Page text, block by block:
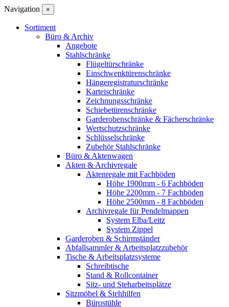
Navigation ×
Sortiment
Büro & Archiv
Angebote
Stahlschränke
Flügeltürschränke
Einschwenktürenschränke
Hängeregistraturschränke
Karteischränke
Zeichnungsschränke
Schiebetürenschränke
Garderobenschränke & Fächerschränke
Wertschutzschränke
Schlüsselschränke
Zubehör Stahlschränke
Büro & Aktenwagen
Akten & Archivregale
Aktenregale mit Fachböden
Höhe 1900mm - 6 Fachböden
Höhe 2200mm - 7 Fachböden
Höhe 2500mm - 8 Fachböden
Archivregale für Pendelmappen
System Elba/Leitz
System Zippel
Garderoben & Schirmständer
Abfallsammler & Arbeitsplatzzubehör
Tische & Arbeitsplatzsysteme
Schreibtische
Stand & Rollcontainer
Sitz- und Steharbeitsplätze
Sitzmöbel & Stehhilfen
Bürostühle